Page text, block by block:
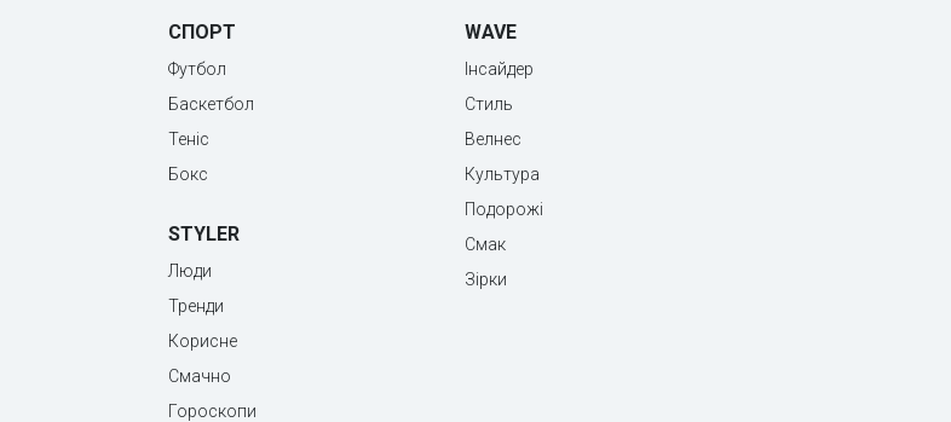
СПОРТ
Футбол
Баскетбол
Теніс
Бокс
STYLER
Люди
Тренди
Корисне
Смачно
Гороскопи
WAVE
Інсайдер
Стиль
Велнес
Культура
Подорожі
Смак
Зірки